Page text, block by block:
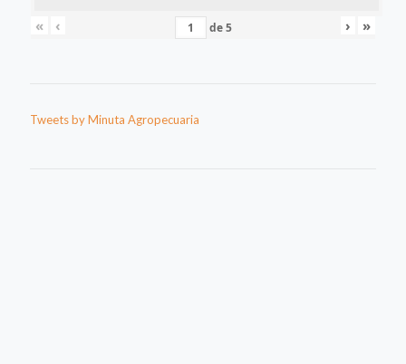
« ‹ de5 › »
Tweets by Minuta Agropecuaria